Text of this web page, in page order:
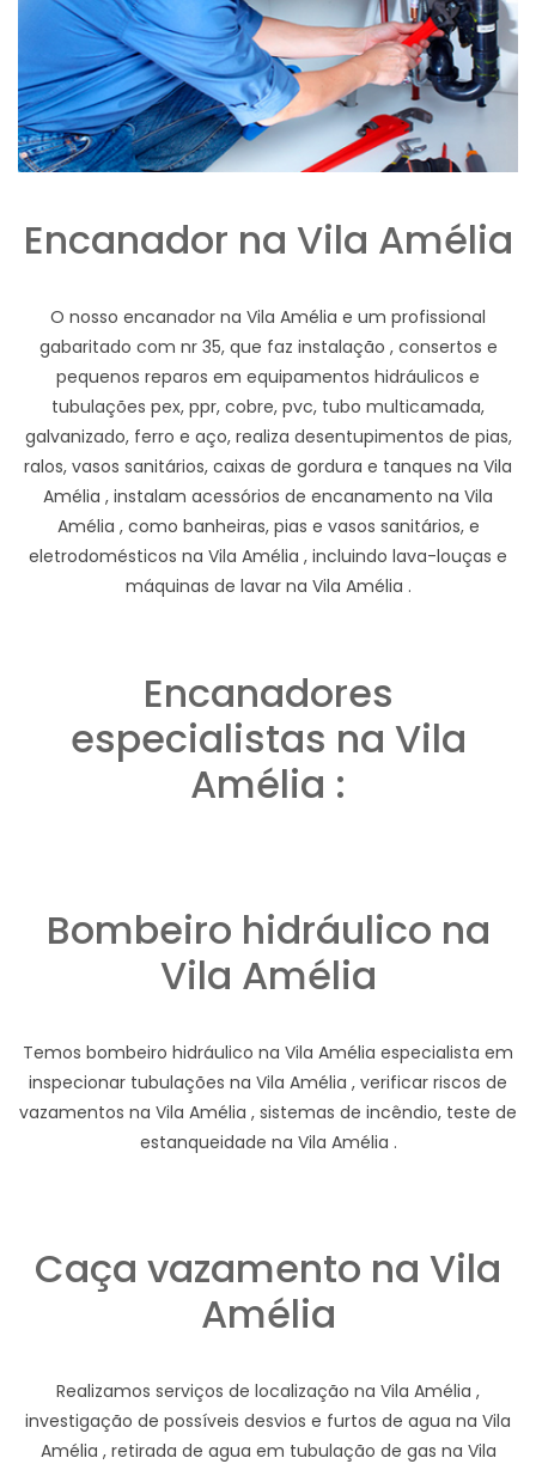
Encanador na Vila Amélia
O nosso encanador na Vila Amélia e um profissional
gabaritado com nr 35, que faz instalação , consertos e
pequenos reparos em equipamentos hidráulicos e
tubulações pex, ppr, cobre, pvc, tubo multicamada,
galvanizado, ferro e aço, realiza desentupimentos de pias,
ralos, vasos sanitários, caixas de gordura e tanques na Vila
Amélia , instalam acessórios de encanamento na Vila
Amélia , como banheiras, pias e vasos sanitários, e
eletrodomésticos na Vila Amélia , incluindo lava-louças e
máquinas de lavar na Vila Amélia .
Encanadores
especialistas na Vila
Amélia :
Bombeiro hidráulico na
Vila Amélia
Temos bombeiro hidráulico na Vila Amélia especialista em
inspecionar tubulações na Vila Amélia , verificar riscos de
vazamentos na Vila Amélia , sistemas de incêndio, teste de
estanqueidade na Vila Amélia .
Caça vazamento na Vila
Amélia
Realizamos serviços de localização na Vila Amélia ,
investigação de possíveis desvios e furtos de agua na Vila
Amélia , retirada de agua em tubulação de gas na Vila